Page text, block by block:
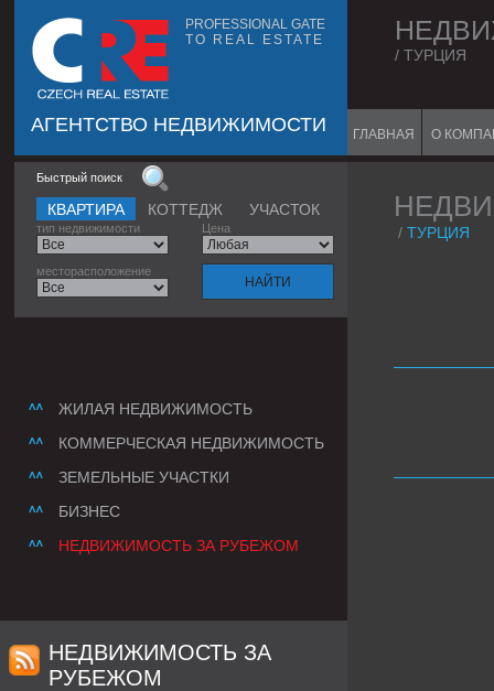
PROFESSIONAL GATE
TO REAL ESTATE
АГЕНТСТВО НЕДВИЖИМОСТИ
/ ТУРЦИЯ
ГЛАВНАЯ О
Быстрый поиск
КВАРТИРА КОТТЕДЖ УЧАСТОК
тип недвижимости Цена
месторасположение
ЖИЛАЯ НЕДВИЖИМОСТЬ
КОММЕРЧЕСКАЯ НЕДВИЖИМОСТЬ
ЗЕМЕЛЬНЫЕ УЧАСТКИ
БИЗНЕС
НЕДВИЖИМОСТЬ ЗА РУБЕЖОМ
/ ТУРЦИЯ
НЕДВИЖИМОСТЬ ЗА
РУБЕЖОМ